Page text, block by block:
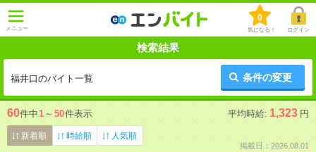
メニュー
0
気になる！ ログイン
検索結果
福井口のバイト一覧 条件の変更
60件中1 ～ 50件表示 平均時給: 1,323 円
新着順 時給順 人気順
掲載日：2026.08.01